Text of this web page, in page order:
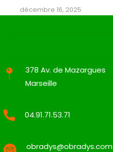
décembre 16, 2025
378 Av. de Mazargues
Marseille
04.91.71.53.71
obradys@obradys.com